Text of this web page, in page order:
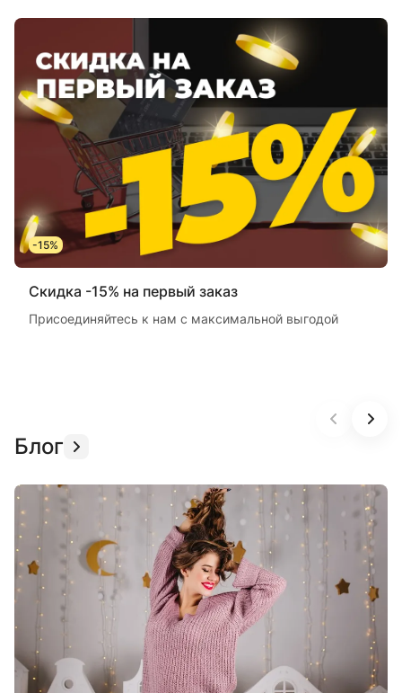
-15%
Скидка -15% на первый заказ
Присоединяйтесь к нам с максимальной выгодой
Блог